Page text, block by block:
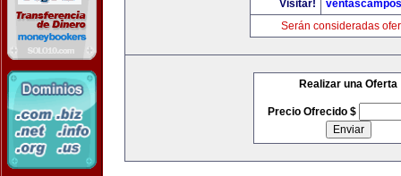
Visitar!
Serán consideradas
Realizar una Oferta
Precio Ofrecido $